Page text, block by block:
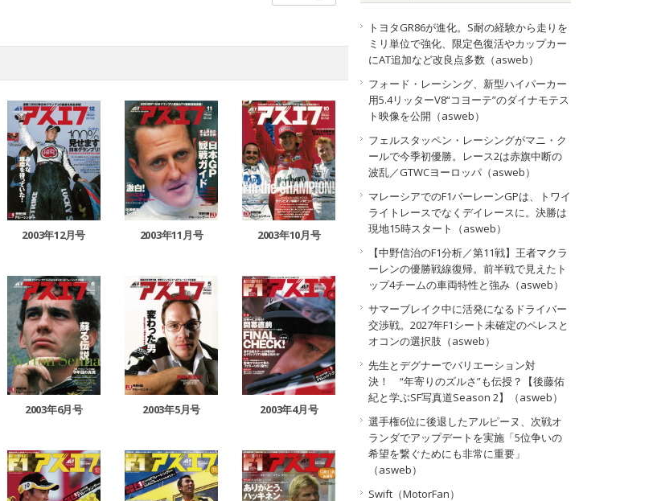
2003年12月号 2003年11月号 2003年10月号
2003年6月号 2003年5月号 2003年4月号
トヨタGR86が進化。S耐の経験から走りを
ミリ単位で強化、限定色復活やカップカー
にAT追加など改良点多数（asweb）
フォード・レーシング、新型ハイパーカー
用5.4リッターV8“コヨーテ”のダイナモテス
ト映像を公開（asweb）
フェルスタッペン・レーシングがマニ・ク
ールで今季初優勝。レース2は赤旗中断の
波乱／GTWCヨーロッパ（asweb）
マレーシアでのF1バーレーンGPは、トワイ
ライトレースでなくデイレースに。決勝は
現地15時スタート（asweb）
【中野信治のF1分析／第11戦】王者マクラ
ーレンの優勝戦線復帰。前半戦で見えたト
ップ4チームの車両特性と強み（asweb）
サマーブレイク中に活発になるドライバー
交渉戦。2027年F1シート未確定のペレスと
オコンの選択肢（asweb）
先生とデグナーでバリエーション対
決！ “年寄りのズルさ”も伝授？【後藤佑
紀と学ぶSF写真道Season 2】（asweb）
選手権6位に後退したアルピーヌ、次戦オ
ランダでアップデートを実施「5位争いの
希望を繋ぐためにも非常に重要」
（asweb）
Swift（MotorFan）